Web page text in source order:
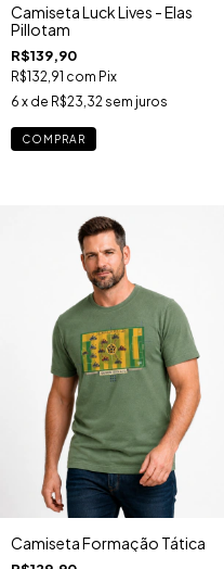
Camiseta Luck Lives - Elas
Pillotam
R$139,90
R$132,91 com Pix
6 x de R$23,32 sem juros
COMPRAR
Camiseta Formação Tática